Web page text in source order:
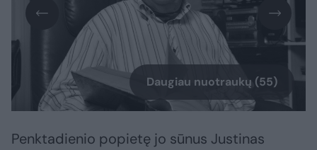
Daugiau nuotraukų (55)
Penktadienio popietę jo sūnus Justinas